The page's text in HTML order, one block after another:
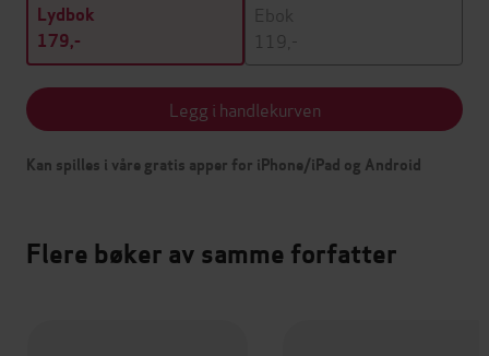
Lydbok
179,-
Ebok
119,-
Legg i handlekurven
Kan spilles i våre gratis apper for iPhone/iPad og Android
Flere bøker av samme forfatter